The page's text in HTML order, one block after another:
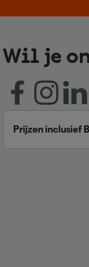
Wil je
Prijzen inclusief